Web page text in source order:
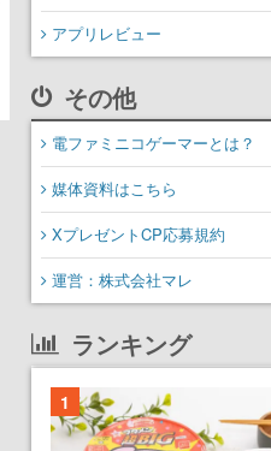
アプリレビュー
その他
電ファミニコゲーマーとは？
媒体資料はこちら
XプレゼントCP応募規約
運営：株式会社マレ
ランキング
1